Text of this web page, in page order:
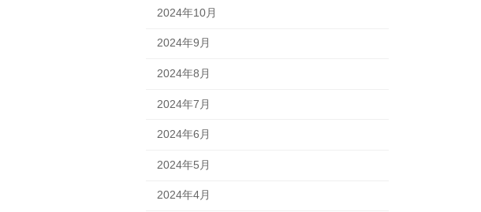
2024年10月
2024年9月
2024年8月
2024年7月
2024年6月
2024年5月
2024年4月